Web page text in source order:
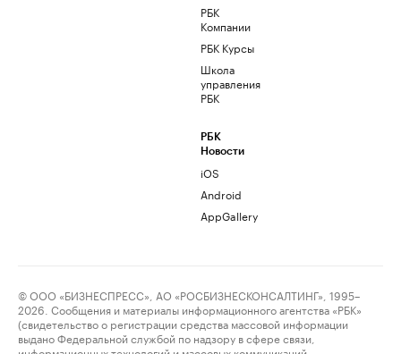
РБК
Компании
РБК Курсы
Школа
управления
РБК
РБК
Новости
iOS
Android
AppGallery
© ООО «БИЗНЕСПРЕСС», АО «РОСБИЗНЕСКОНСАЛТИНГ», 1995–
2026. Сообщения и материалы информационного агентства «РБК»
(свидетельство о регистрации средства массовой информации
выдано Федеральной службой по надзору в сфере связи,